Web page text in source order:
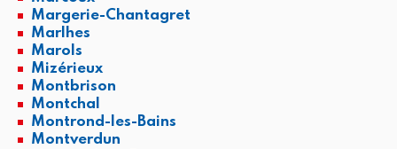
Margerie-Chantagret
Marlhes
Marols
Mizérieux
Montbrison
Montchal
Montrond-les-Bains
Montverdun